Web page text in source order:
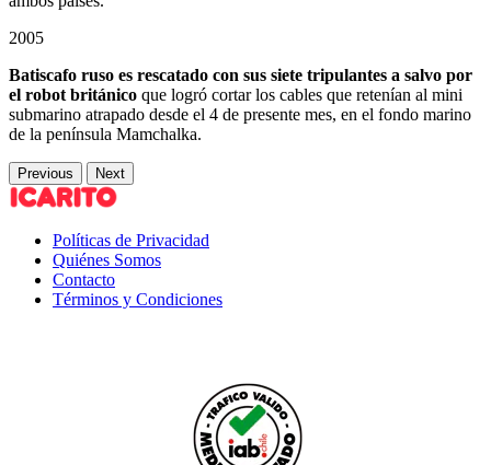
2005
Batiscafo ruso es rescatado con sus siete tripulantes a salvo por
el robot británico que logró cortar los cables que retenían al mini
submarino atrapado desde el 4 de presente mes, en el fondo marino
de la península Mamchalka.
Previous Next
Políticas de Privacidad
Quiénes Somos
Contacto
Términos y Condiciones